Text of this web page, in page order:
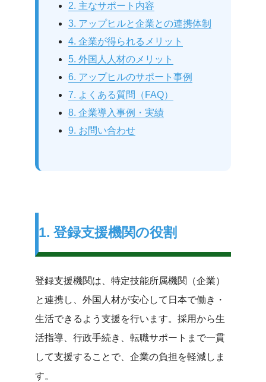
2. 主なサポート内容
3. アップヒルと企業との連携体制
4. 企業が得られるメリット
5. 外国人人材のメリット
6. アップヒルのサポート事例
7. よくある質問（FAQ）
8. 企業導入事例・実績
9. お問い合わせ
1. 登録支援機関の役割
登録支援機関は、特定技能所属機関（企業）
と連携し、外国人材が安心して日本で働き・
生活できるよう支援を行います。採用から生
活指導、行政手続き、転職サポートまで一貫
して支援することで、企業の負担を軽減しま
す。